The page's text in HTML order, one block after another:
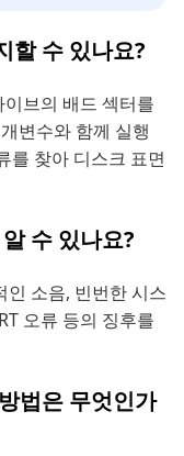
할 수 있나요?
브의 배드 섹터를
변수와 함께 실행
를 찾아 디스크 표면
수 있나요?
소음, 빈번한 시스
오류 등의 징후를
법은 무엇인가